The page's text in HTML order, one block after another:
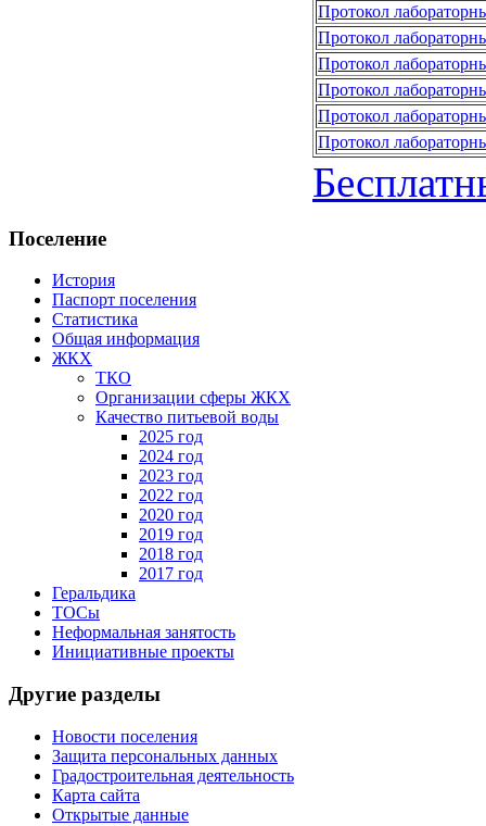
Протокол
Протокол
Протокол
Протокол
Протокол
Протокол
Поселение
История
Паспорт поселения
Статистика
Общая информация
ЖКХ
ТКО
Организации сферы ЖКХ
Качество питьевой воды
2025 год
2024 год
2023 год
2022 год
2020 год
2019 год
2018 год
2017 год
Геральдика
ТОСы
Неформальная занятость
Инициативные проекты
Другие разделы
Новости поселения
Защита персональных данных
Градостроительная деятельность
Карта сайта
Открытые данные